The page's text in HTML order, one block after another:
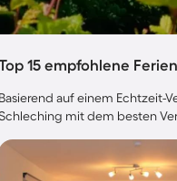
15 empfohlene
Basierend auf einem Echtzeit-
Schleching mit dem besten